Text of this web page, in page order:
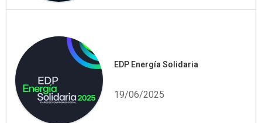
EDP Energía Solidaria
19/06/2025